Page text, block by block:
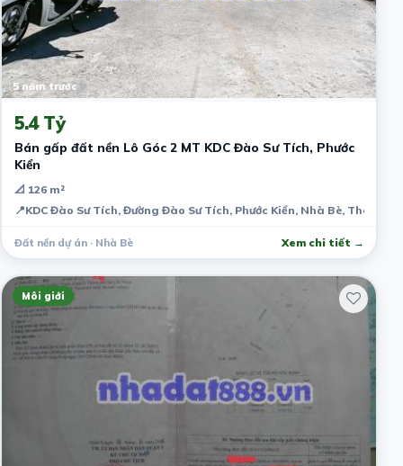
5 năm trước
5.4 Tỷ
Bán gấp đất nền Lô Góc 2 MT KDC Đào Sư Tích, Phước
Kiển
📐 126 m²
📍KDC Đào Sư Tích, Đường Đào Sư Tích, Phước Kiển, Nhà Bè, Thành
Đất nền dự án · Nhà Bè Xem chi tiết →
Môi giới